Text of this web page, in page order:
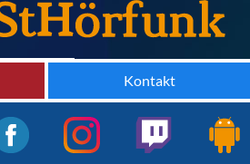
Kontakt